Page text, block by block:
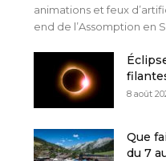
animations et feux
end de l’Assomption en
8 août
Que
du 7